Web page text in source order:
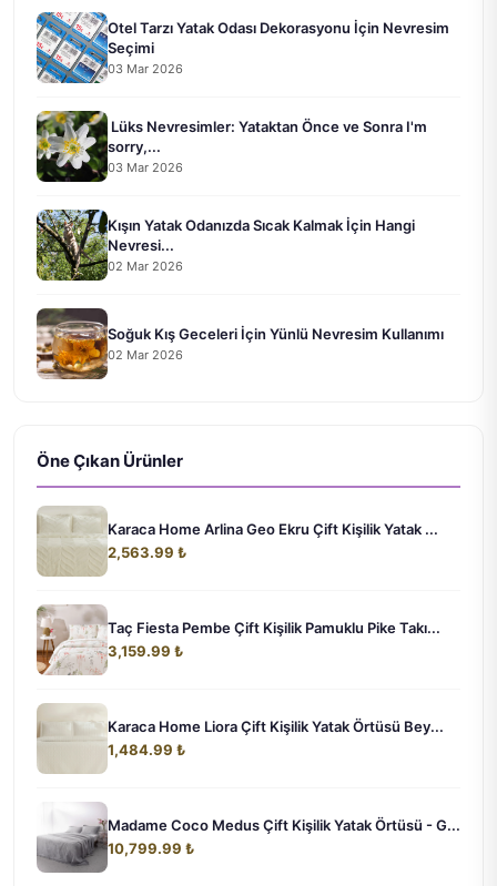
Otel Tarzı Yatak Odası Dekorasyonu İçin Nevresim
Seçimi
03 Mar 2026
Lüks Nevresimler: Yataktan Önce ve Sonra I'm
sorry,...
03 Mar 2026
Kışın Yatak Odanızda Sıcak Kalmak İçin Hangi
Nevresi...
02 Mar 2026
Soğuk Kış Geceleri İçin Yünlü Nevresim Kullanımı
02 Mar 2026
Öne Çıkan Ürünler
Karaca Home Arlina Geo Ekru Çift Kişilik Yatak ...
2,563.99 ₺
Taç Fiesta Pembe Çift Kişilik Pamuklu Pike Takı...
3,159.99 ₺
Karaca Home Liora Çift Kişilik Yatak Örtüsü Bey...
1,484.99 ₺
Madame Coco Medus Çift Kişilik Yatak Örtüsü - G...
10,799.99 ₺